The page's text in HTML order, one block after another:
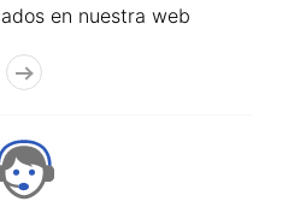
en nuestra web